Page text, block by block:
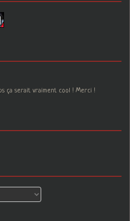
ça serait vraiment cool ! Merci !